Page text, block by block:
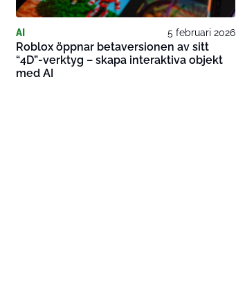
AI 5 februari 2026
Roblox öppnar betaversionen av sitt
“4D”-verktyg – skapa interaktiva objekt
med AI